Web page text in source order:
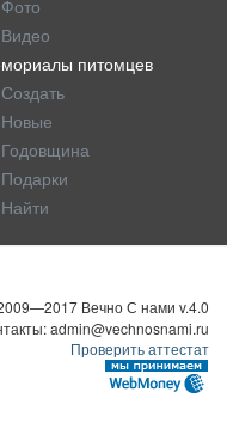
Фото
Видео
питомцев
Создать
Новые
Годовщина
Подарки
Найти
Вечно С нами v.4.0
admin@vechnosnami.ru
Проверить аттестат